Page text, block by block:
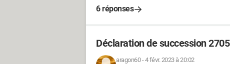
6 réponses
Déclaration de succession 2705
aragon60-4 févr. 2023 à 20:02